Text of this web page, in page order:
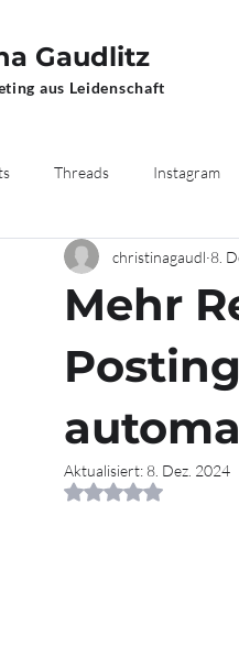
Gaudlitz
aus Leidenschaft
Threads Instagram
Artificial Intelligence
Mehr
christinagaudl 8.
Aktualisiert: 8. Dez. 2024
Mit NaN von 5